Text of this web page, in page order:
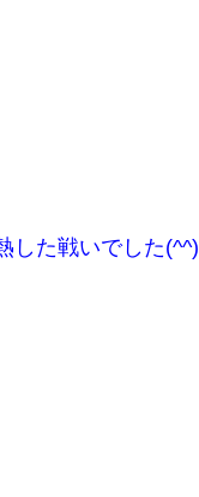
した戦いでした(^^)